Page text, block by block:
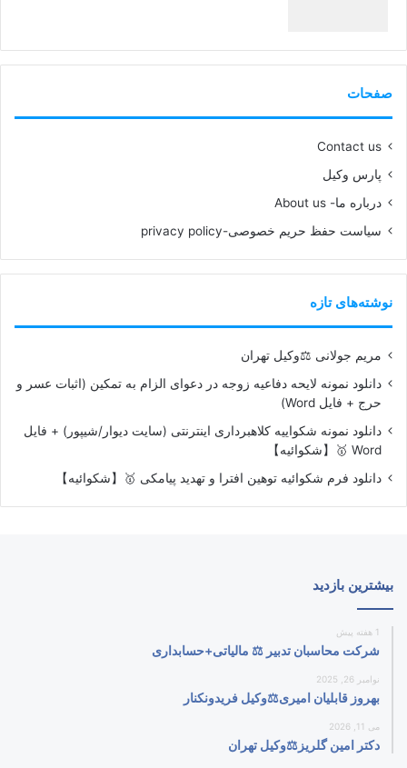
صفحات
Contact us
پارس وکیل
درباره ما- About us
سیاست حفظ حریم خصوصی-privacy policy
نوشته‌های تازه
مریم جولانی ⚖️وکیل تهران
دانلود نمونه لایحه دفاعیه زوجه در دعوای الزام به تمکین (اثبات عسر و
حرج + فایل Word)
دانلود نمونه شکواییه کلاهبرداری اینترنتی (سایت دیوار/شیپور) + فایل
Word 🥇【شکوائیه】
دانلود فرم شکوائیه توهین افترا و تهدید پیامکی 🥇【شکوائیه】
بیشترین بازدید
1 هفته پیش
شرکت محاسبان تدبیر ⚖️ مالیاتی+حسابداری
نوامبر 26, 2025
بهروز قابلیان امیری⚖️وکیل فریدونکنار
می 11, 2026
دکتر امین گلریز⚖️وکیل تهران